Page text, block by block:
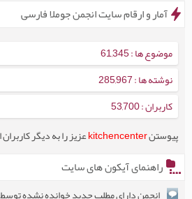
آمار و ارقام سايت انجمن جوملا فارسی
موضوع ها : 61,345
نوشته ها : 285,967
کاربران : 53,700
پیوستنkitchencenterعزیز را به دیگر
راهنمای آیکون های سایت
انجمن دارای مطلب جدید خوانده نشده